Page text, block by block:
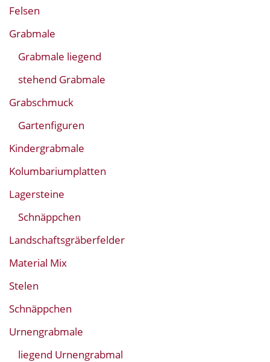
Felsen
Grabmale
Grabmale liegend
stehend Grabmale
Grabschmuck
Gartenfiguren
Kindergrabmale
Kolumbariumplatten
Lagersteine
Schnäppchen
Landschaftsgräberfelder
Material Mix
Stelen
Schnäppchen
Urnengrabmale
liegend Urnengrabmal